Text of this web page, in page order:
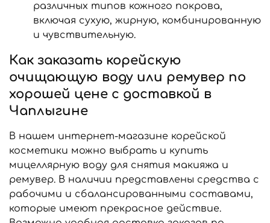
различных типов кожного покрова,
включая сухую, жирную, комбинированную
и чувствительную.
Как заказать корейскую
очищающую воду или ремувер по
хорошей цене с доставкой в
Чаплыгине
В нашем интернет-магазине корейской
косметики можно выбрать и купить
мицеллярную воду для снятия макияжа и
ремувер. В наличии представлены средства с
рабочими и сбалансированными составами,
которые имеют прекрасное действие.